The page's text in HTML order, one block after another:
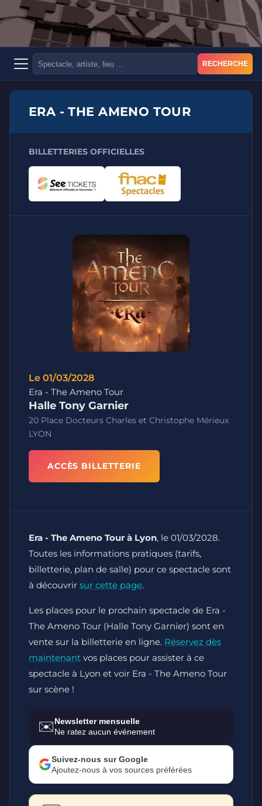
RECHERCHE
ERA - THE AMENO TOUR
BILLETTERIES OFFICIELLES
Le 01/03/2028
Era - The Ameno Tour
Halle Tony Garnier
20 Place Docteurs Charles et Christophe Mérieux
LYON
ACCÈS BILLETTERIE
Era - The Ameno Tour à Lyon, le 01/03/2028.
Toutes les informations pratiques (tarifs,
billetterie, plan de salle) pour ce spectacle sont
à découvrir sur cette page.
Les places pour le prochain spectacle de Era -
The Ameno Tour (Halle Tony Garnier) sont en
vente sur la billetterie en ligne. Réservez dès
maintenant vos places pour assister à ce
spectacle à Lyon et voir Era - The Ameno Tour
sur scène !
✉️Newsletter mensuelle
Ne ratez aucun événement
Suivez-nous sur Google
Ajoutez-nous à vos sources préférées